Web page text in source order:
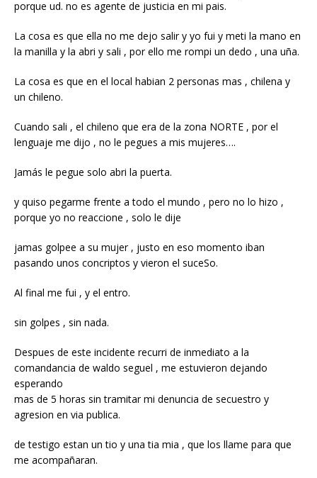
porque ud. no es agente de justicia en mi pais.
La cosa es que ella no me dejo salir y yo fui y meti la mano en
la manilla y la abri y sali , por ello me rompi un dedo , una uña.
La cosa es que en el local habian 2 personas mas , chilena y
un chileno.
Cuando sali , el chileno que era de la zona NORTE , por el
lenguaje me dijo , no le pegues a mis mujeres….
Jamás le pegue solo abri la puerta.
y quiso pegarme frente a todo el mundo , pero no lo hizo ,
porque yo no reaccione , solo le dije
jamas golpee a su mujer , justo en eso momento iban
pasando unos concriptos y vieron el suceSo.
Al final me fui , y el entro.
sin golpes , sin nada.
Despues de este incidente recurri de inmediato a la
comandancia de waldo seguel , me estuvieron dejando
esperando
mas de 5 horas sin tramitar mi denuncia de secuestro y
agresion en via publica.
de testigo estan un tio y una tia mia , que los llame para que
me acompañaran.